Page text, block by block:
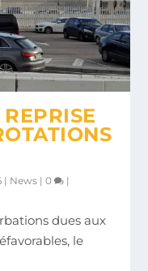
| News |0 |
dues aux
le